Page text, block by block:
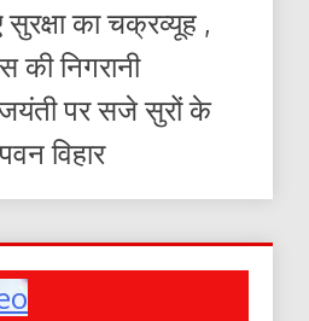
का चक्रव्यूह ,
की निगरानी
पर सजे सुरों के
विहार